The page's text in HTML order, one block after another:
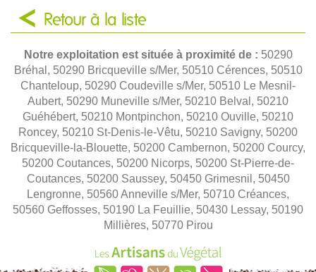
Retour à la liste
Notre exploitation est située à proximité de : 50290
Bréhal, 50290 Bricqueville s/Mer, 50510 Cérences, 50510
Chanteloup, 50290 Coudeville s/Mer, 50510 Le Mesnil-
Aubert, 50290 Muneville s/Mer, 50210 Belval, 50210
Guéhébert, 50210 Montpinchon, 50210 Ouville, 50210
Roncey, 50210 St-Denis-le-Vêtu, 50210 Savigny, 50200
Bricqueville-la-Blouette, 50200 Cambernon, 50200 Courcy,
50200 Coutances, 50200 Nicorps, 50200 St-Pierre-de-
Coutances, 50200 Saussey, 50450 Grimesnil, 50450
Lengronne, 50560 Anneville s/Mer, 50710 Créances,
50560 Geffosses, 50190 La Feuillie, 50430 Lessay, 50190
Millières, 50770 Pirou